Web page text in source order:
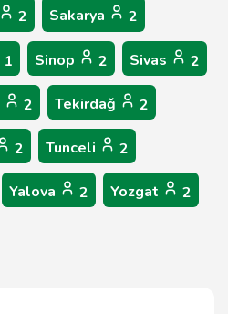
2 Sakarya 2
1 Sinop 2 Sivas 2
2 Tekirdağ 2
2 Tunceli 2
Yalova 2 Yozgat 2